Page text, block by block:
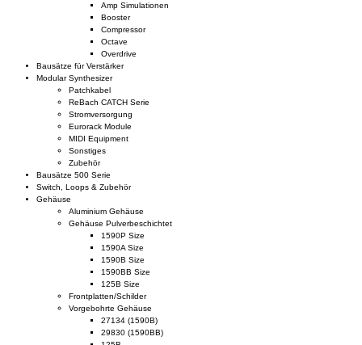
Amp Simulationen
Booster
Compressor
Octave
Overdrive
Bausätze für Verstärker
Modular Synthesizer
Patchkabel
ReBach CATCH Serie
Stromversorgung
Eurorack Module
MIDI Equipment
Sonstiges
Zubehör
Bausätze 500 Serie
Switch, Loops & Zubehör
Gehäuse
Aluminium Gehäuse
Gehäuse Pulverbeschichtet
1590P Size
1590A Size
1590B Size
1590BB Size
125B Size
Frontplatten/Schilder
Vorgebohrte Gehäuse
27134 (1590B)
29830 (1590BB)